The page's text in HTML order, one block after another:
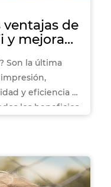
ventajas de
y mejora
? Son la última
y eficiencia a
los beneficios